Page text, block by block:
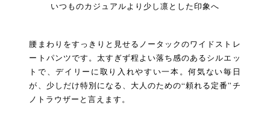
いつものカジュアルより少し凛とした印象へ
腰まわりをすっきりと見せるノータックのワイドストレ
ートパンツです。太すぎず程よい落ち感のあるシルエッ
トで、デイリーに取り入れやすい一本。何気ない毎日
が、少しだけ特別になる、大人のための“頼れる定番”チ
ノトラウザーと言えます。